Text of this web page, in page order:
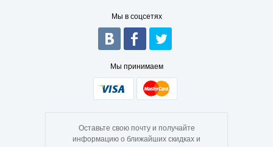
Мы в соцсетях
Мы принимаем
Оставьте свою почту и получайте
информацию о ближайших скидках и